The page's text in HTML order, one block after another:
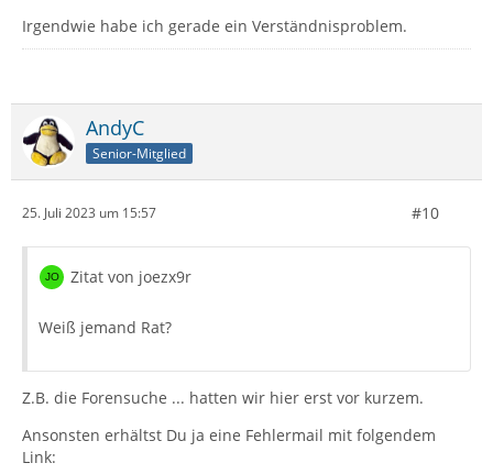
Irgendwie habe ich gerade ein Verständnisproblem.
AndyC
Senior-Mitglied
25. Juli 2023 um 15:57 #10
Zitat von joezx9r
Weiß jemand Rat?
Z.B. die Forensuche ... hatten wir hier erst vor kurzem.
Ansonsten erhältst Du ja eine Fehlermail mit folgendem
Link: